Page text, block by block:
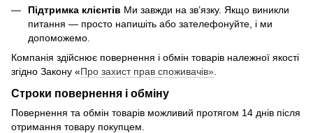
Підтримка клієнтів Ми завжди на зв’язку. Якщо виникли
питання — просто напишіть або зателефонуйте, і ми
допоможемо.
Компанія здійснює повернення і обмін товарів належної якості
згідно Закону «Про захист прав споживачів»
Строки повернення і обміну
Повернення та обмін товарів можливий протягом 14 днів після
отримання товару покупцем.